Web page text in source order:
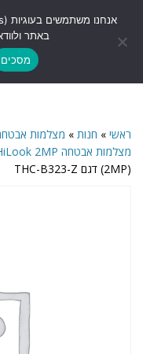
תפריט
ראשי » חנות » מצלמות
מצלמות אבטחה HiLook 2MP מבית HIKVISION
(2MP) דגם THC-B323-Z
באתר
מסכים